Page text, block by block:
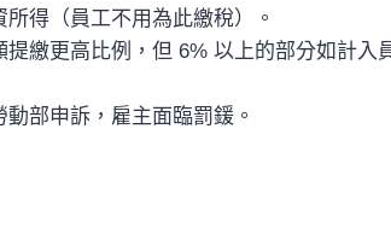
得（員工不用為此繳稅）。
繳更高比例，但 6% 以上的部分如計入
部申訴，雇主面臨罰鍰。